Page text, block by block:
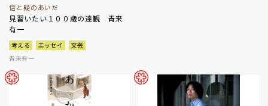
信と疑のあいだ
見習いたい１００歳の達観 青来
有一
考える エッセイ
文芸
青来有一